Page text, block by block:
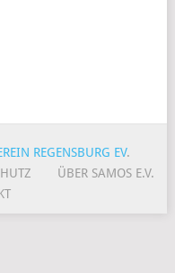
REGENSBURG EV.
ÜBER SAMOS E.V.